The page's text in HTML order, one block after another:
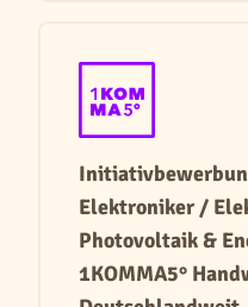
Elektroniker /
Photovoltaik &
1KOMMA5°